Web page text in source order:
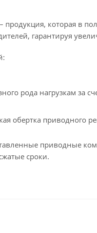
которая в
гарантируя
рода нагрузкам за
обертка приводного
приводные
сроки.